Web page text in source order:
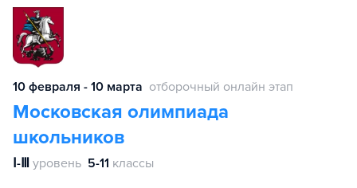
10 февраля - 10 марта отборочный онлайн этап
Московская олимпиада
школьников
Ⅰ-Ⅲ уровень 5-11 классы